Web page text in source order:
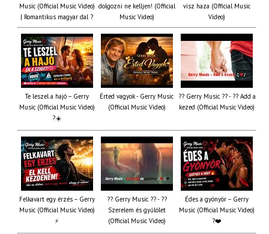
Music (Official Music Video)
| Romantikus magyar dal ?
dolgozni ne kelljen! (Official
Music Video)
visz haza (Official Music
Video)
Te leszel a hajó – Gerry
Music (Official Music Video)
?☀️
Érted vagyok - Gerry Music
(Official Music Video)
?? Gerry Music ?? - ?? Add a
kezed (Official Music Video)
Felkavart egy érzés – Gerry
Music (Official Music Video)
⚡
?? Gerry Music ?? - ??
Szerelem és gyűlölet
(Official Music Video)
Édes a gyönyör – Gerry
Music (Official Music Video)
?❤️